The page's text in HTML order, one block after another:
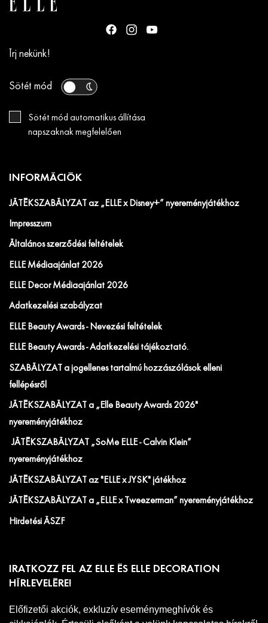
Írj nekünk!
Sötét mód
Sötét mód automatikus állítása
napszaknak megfelelően
INFORMÁCIÓK
JÁTÉKSZABÁLYZAT az „ELLE x Disney+” nyereményjátékhoz
Impresszum
Általános szerződési feltételek
ELLE Médiaajánlat 2026
ELLE Decor Médiaajánlat 2026
Adatkezelési szabályzat
ELLE Beauty Awards - Nevezési feltételek
ELLE Beauty Awards - Adatkezelési tájékoztató.
SZABÁLYZAT a jogellenes tartalmú hozzászólások elleni
fellépésről
JÁTÉKSZABÁLYZAT a „Elle Beauty Awards 2026"
nyereményjátékhoz
JÁTÉKSZABÁLYZAT „SoMe ELLE - Calvin Klein”
nyereményjátékhoz
JÁTÉKSZABÁLYZAT az "ELLE x JYSK" játékhoz
JÁTÉKSZABÁLYZAT a „ELLE x Tweezerman” nyereményjátékhoz
Hirdetési ÁSZF
IRATKOZZ FEL AZ ELLE ÉS ELLE DECORATION
HÍRLEVELÉRE!
Előfizetői akciók, exkluzív eseménymeghívók és